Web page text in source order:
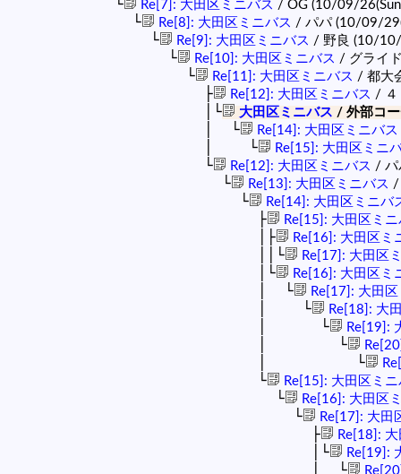
└ Re[7]: 大田区ミニバス / OG (10/09/
└ Re[8]: 大田区ミニバス / パパ (10/09/
└ Re[9]: 大田区ミニバス / 野良 (10/
└ Re[10]: 大田区ミニバス / グライ
└ Re[11]: 大田区ミニバス / 都大
├ Re[12]: 大田区ミニバス / ４
│└ 大田区ミニバス / 外部コ
│ └ Re[14]: 大田区ミニバス
│ └ Re[15]: 大田区ミニ
└ Re[12]: 大田区ミニバス / パ
└ Re[13]: 大田区ミニバス /
└ Re[14]: 大田区ミニバ
├ Re[15]: 大田区ミ
│├ Re[16]: 大田区ミ
││└ Re[17]: 大田区
│└ Re[16]: 大田区ミ
│ └ Re[17]: 大田
│ └ Re[18]: 大
│ └ Re[19]:
│ └
│ └
└ Re[15]: 大田区ミ
└ Re[16]: 大田区
└ Re[17]: 大田
├ Re[18]:
│└ Re[19]:
│ └